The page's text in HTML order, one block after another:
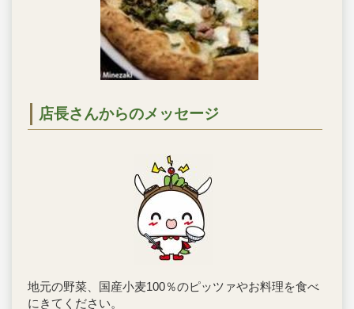
店長さんからのメッセージ
地元の野菜、国産小麦100％のピッツァやお料理を食べ
にきてください。